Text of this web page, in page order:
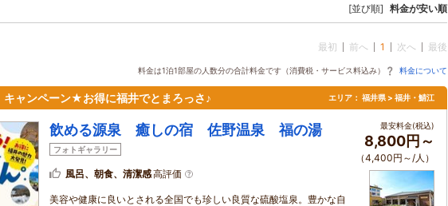
[並び順] 料金が安い順
最初 前へ 1 次へ 最後
料金は1泊1部屋の人数分の合計料金です（消費税・サービス料込み） 料金について
キャンペーン★お得に福井でとまろっさ♪ エリア： 福井県 > 福井・鯖江
飲める源泉 癒しの宿 佐野温泉 福の湯
フォトギャラリー
風呂、朝食、清潔感高評価
美容や健康に良いとされる全国でも珍しい良質な硫酸塩泉。豊かな自
最安料金(税込)
8,800円～
（4,400円～/人）